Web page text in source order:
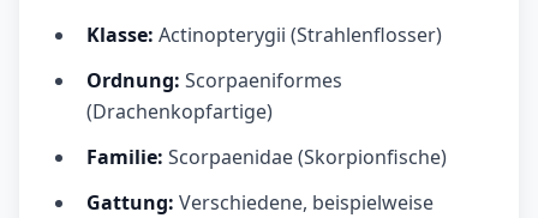
Klasse: Actinopterygii (Strahlenflosser)
Ordnung: Scorpaeniformes
(Drachenkopfartige)
Familie: Scorpaenidae (Skorpionfische)
Gattung: Verschiedene, beispielweise